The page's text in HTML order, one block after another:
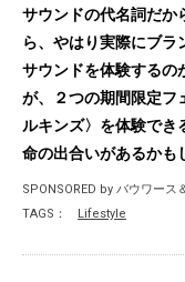
サウンドの代名詞だか
ら、やはり実際にブラ
サウンドを体験するの
が、２つの期間限定フ
ルキンズ〉を体験でき
命の出合いがあるかも
SPONSORED by バウワース
TAGS：
Lifestyle